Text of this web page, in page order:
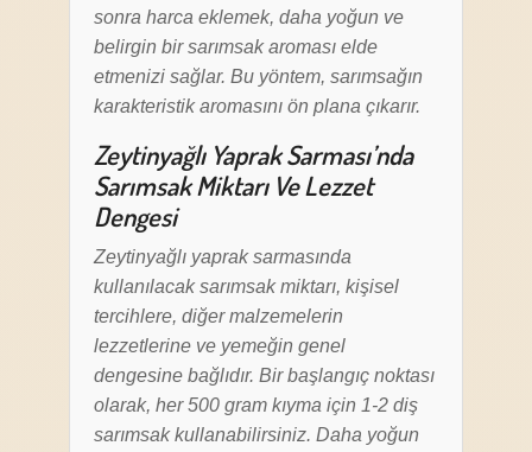
sonra harca eklemek, daha yoğun ve
belirgin bir sarımsak aroması elde
etmenizi sağlar. Bu yöntem, sarımsağın
karakteristik aromasını ön plana çıkarır.
Zeytinyağlı Yaprak Sarması’nda
Sarımsak Miktarı Ve Lezzet
Dengesi
Zeytinyağlı yaprak sarmasında
kullanılacak sarımsak miktarı, kişisel
tercihlere, diğer malzemelerin
lezzetlerine ve yemeğin genel
dengesine bağlıdır. Bir başlangıç noktası
olarak, her 500 gram kıyma için 1-2 diş
sarımsak kullanabilirsiniz. Daha yoğun